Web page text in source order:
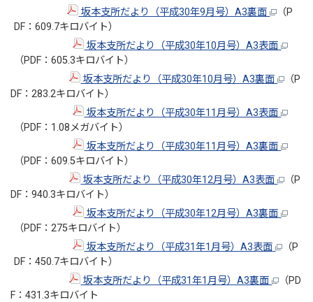
坂本支所だより（平成30年9月号）A3裏面
（P
DF：609.7キロバイト）
坂本支所だより（平成30年10月号）A3表面
（PDF：605.3キロバイト）
坂本支所だより（平成30年10月号）A3裏面
（P
DF：283.2キロバイト）
坂本支所だより（平成30年11月号）A3表面
（PDF：1.08メガバイト）
坂本支所だより（平成30年11月号）A3裏面
（PDF：609.5キロバイト）
坂本支所だより（平成30年12月号）A3表面
（P
DF：940.3キロバイト）
坂本支所だより（平成30年12月号）A3裏面
（PDF：275キロバイト）
坂本支所だより（平成31年1月号）A3表面
（P
DF：450.7キロバイト）
坂本支所だより（平成31年1月号）A3裏面
（PD
F：431.3キロバイト